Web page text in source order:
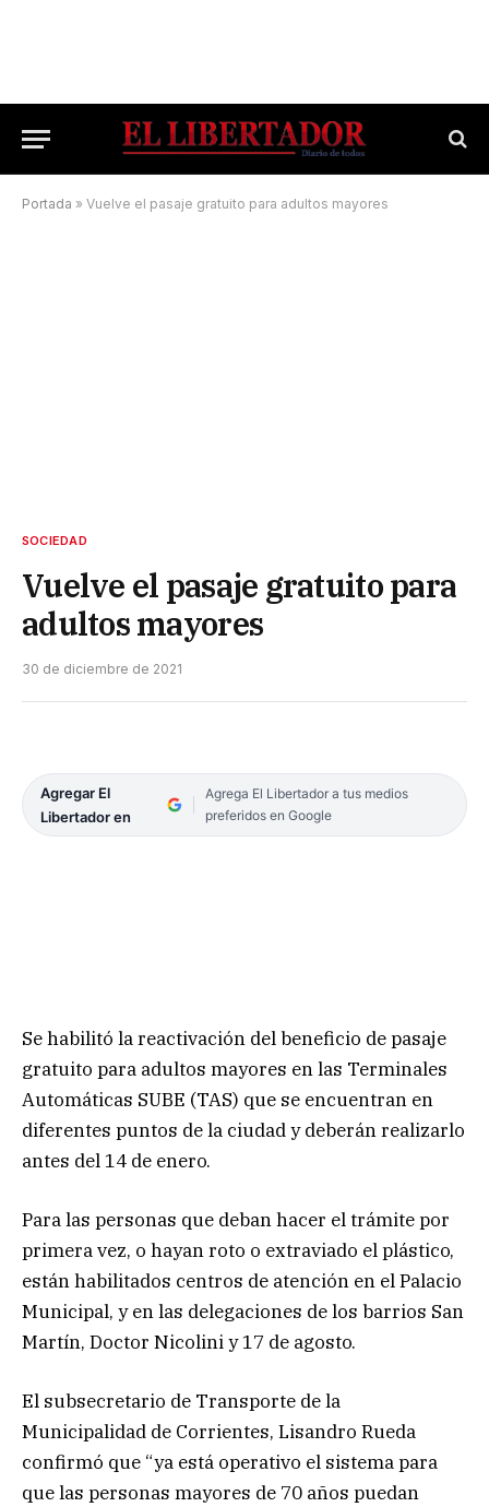
Portada » Vuelve el pasaje gratuito para adultos mayores
SOCIEDAD
Vuelve el pasaje gratuito para
adultos mayores
30 de diciembre de 2021
Agregar El
Libertador en
Agrega El Libertador a tus medios
preferidos en Google
Se habilitó la reactivación del beneficio de pasaje
gratuito para adultos mayores en las Terminales
Automáticas SUBE (TAS) que se encuentran en
diferentes puntos de la ciudad y deberán realizarlo
antes del 14 de enero.
Para las personas que deban hacer el trámite por
primera vez, o hayan roto o extraviado el plástico,
están habilitados centros de atención en el Palacio
Municipal, y en las delegaciones de los barrios San
Martín, Doctor Nicolini y 17 de agosto.
El subsecretario de Transporte de la
Municipalidad de Corrientes, Lisandro Rueda
confirmó que “ya está operativo el sistema para
que las personas mayores de 70 años puedan